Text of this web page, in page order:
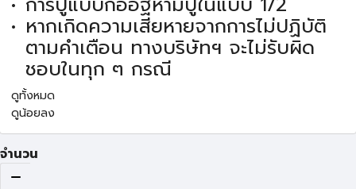
หากเกิดความเสียหายจากการไม่ปฏิบัติ
ตามคำเตือน ทางบริษัทฯ จะไม่รับผิด
ชอบในทุก ๆ กรณี
ดูทั้งหมด
ดูน้อยลง
จำนวน